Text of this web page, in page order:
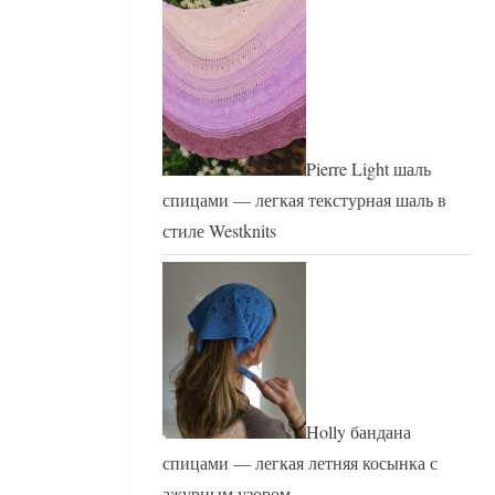
Pierre Light шаль
спицами — легкая текстурная шаль в
стиле Westknits
Holly бандана
спицами — легкая летняя косынка с